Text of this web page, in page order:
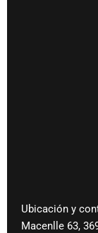
Ubicación y
Macenlle 63,